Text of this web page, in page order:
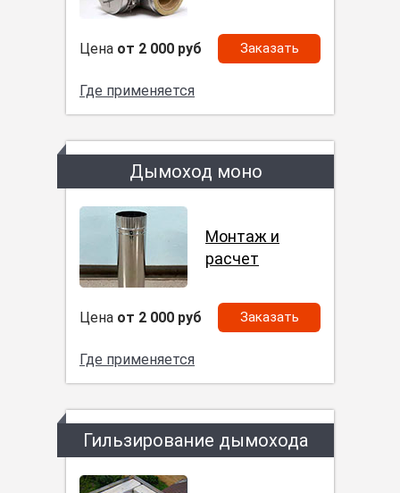
Цена от 2 000 руб Заказать
Где применяется
Дымоход моно
Монтаж и
расчет
Цена от 2 000 руб Заказать
Где применяется
Гильзирование дымохода